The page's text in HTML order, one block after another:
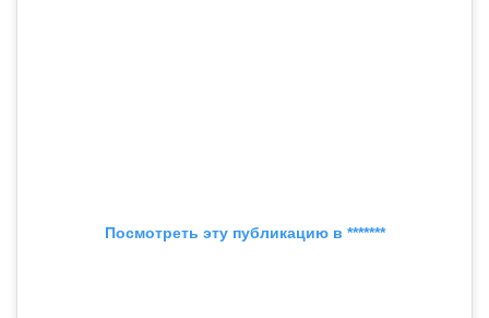
Посмотреть эту публикацию в *******